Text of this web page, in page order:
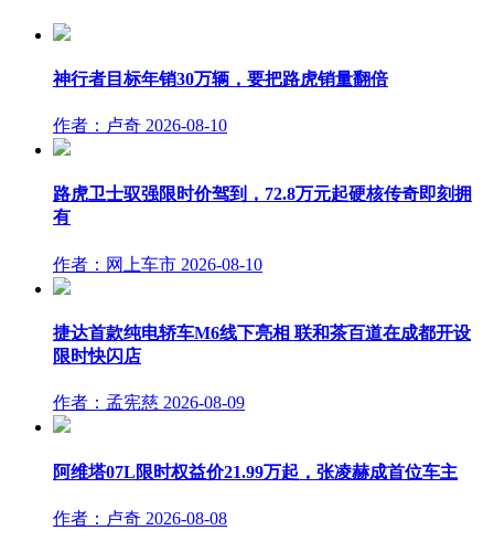
神行者目标年销30万辆，要把路虎销量翻倍
作者：卢奇 2026-08-10
路虎卫士驭强限时价驾到，72.8万元起硬核传奇即刻拥
有
作者：网上车市 2026-08-10
捷达首款纯电轿车M6线下亮相 联和茶百道在成都开设
限时快闪店
作者：孟宪慈 2026-08-09
阿维塔07L限时权益价21.99万起，张凌赫成首位车主
作者：卢奇 2026-08-08